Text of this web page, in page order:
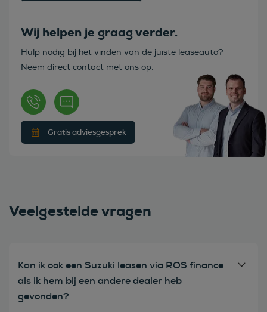
Wij helpen je graag verder.
Hulp nodig bij het vinden van de juiste leaseauto?
Neem direct contact met ons op.
Gratis adviesgesprek
Veelgestelde vragen
Kan ik ook een Suzuki leasen via ROS finance
als ik hem bij een andere dealer heb
gevonden?